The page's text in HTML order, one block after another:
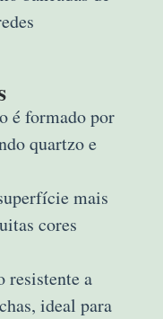
é formado por
quartzo e
mais
cores
resistente a
ideal para